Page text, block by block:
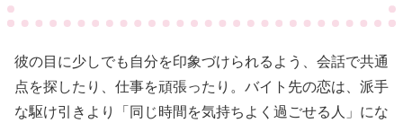
彼の目に少しでも自分を印象づけられるよう、会話で共通
点を探したり、仕事を頑張ったり。バイト先の恋は、派手
な駆け引きより「同じ時間を気持ちよく過ごせる人」にな